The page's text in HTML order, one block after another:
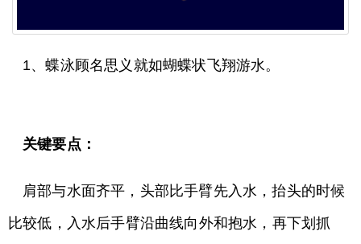
1、蝶泳顾名思义就如蝴蝶状飞翔游水。
关键要点：
肩部与水面齐平，头部比手臂先入水，抬头的时候
比较低，入水后手臂沿曲线向外和抱水，再下划抓